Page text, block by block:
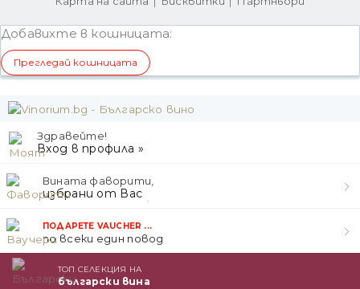
Добавихте в кошницата:
Прегледай кошницата
Здравейте!
Вход в профила »
Вината фаворити,
избрани от Вас
ПОДАРЕТЕ VAUCHER ...
по всеки един повод
ТОП СЕЛЕКЦИЯ НА
български вина